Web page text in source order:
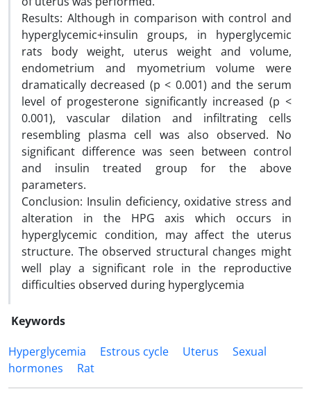
Results: Although in comparison with control and
hyperglycemic+insulin groups, in hyperglycemic
rats body weight, uterus weight and volume,
endometrium and myometrium volume were
dramatically decreased (p < 0.001) and the serum
level of progesterone significantly increased (p <
0.001), vascular dilation and infiltrating cells
resembling plasma cell was also observed. No
significant difference was seen between control
and insulin treated group for the above
parameters.
Conclusion: Insulin deficiency, oxidative stress and
alteration in the HPG axis which occurs in
hyperglycemic condition, may affect the uterus
structure. The observed structural changes might
well play a significant role in the reproductive
difficulties observed during hyperglycemia
Keywords
Hyperglycemia
Estrous cycle Uterus
Sexual
hormones
Rat